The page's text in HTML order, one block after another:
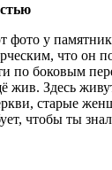
у
что он
по боковым
Здесь
старые
чтобы ты